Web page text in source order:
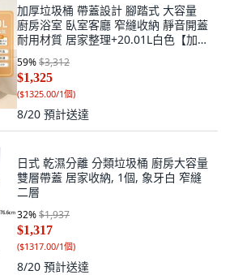
加厚垃圾桶 帶蓋設計 腳踏式 大容量
廚房浴室 臥室客廳 窄縫收納 靜音開蓋
耐用材質 居家整理+20.01L白色【加厚
手按/袋不外露】+默認尺寸, 1個, 默認
尺寸
59%$3,312
$1,325
($1325.00/1個)
8/20 預計送達
日式 乾濕分離 分類垃圾桶 廚房大容量
雙層帶蓋 居家收納, 1個, 象牙白 窄縫
二層
32%$1,937
$1,317
($1317.00/1個)
8/20 預計送達